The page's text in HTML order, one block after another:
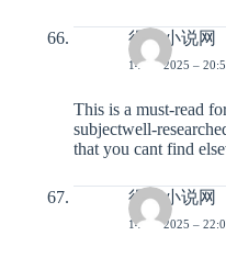
得奇小说网
14-12-2025 –
This is a must-read
subjectwell-
that you cant find
得奇小说网
14-12-2025 –